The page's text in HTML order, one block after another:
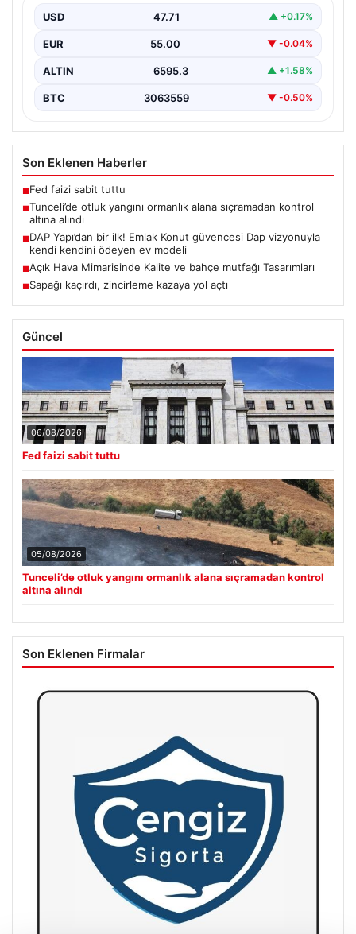
arasında bulunan otlaklık bölgede henüz
belirlenemeyen bir nedenle…
USD 47.71 ▲ +0.17%
EUR 55.00 ▼ -0.04%
ALTIN 6595.3 ▲ +1.58%
BTC 3063559 ▼ -0.50%
Son Eklenen Haberler
■Fed faizi sabit tuttu
■Tunceli’de otluk yangını ormanlık alana sıçramadan kontrol
altına alındı
■DAP Yapı’dan bir ilk! Emlak Konut güvencesi Dap vizyonuyla
kendi kendini ödeyen ev modeli
■Açık Hava Mimarisinde Kalite ve bahçe mutfağı Tasarımları
■Sapağı kaçırdı, zincirleme kazaya yol açtı
Güncel
06/08/2026
Fed faizi sabit tuttu
05/08/2026
Tunceli’de otluk yangını ormanlık alana sıçramadan kontrol
altına alındı
Son Eklenen Firmalar